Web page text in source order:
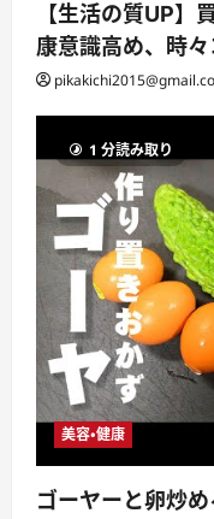
【生活の質UP】
康意識高め、時々
1 分読み取り
美容・健康
ゴーヤーと卵炒